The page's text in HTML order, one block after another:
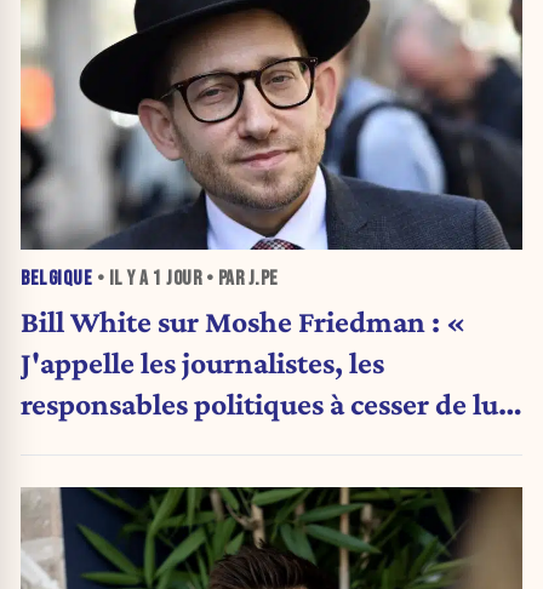
BELGIQUE • IL Y A 1 JOUR• PAR J.PE
Bill White sur Moshe Friedman : «
J'appelle les journalistes, les
responsables politiques à cesser de lui